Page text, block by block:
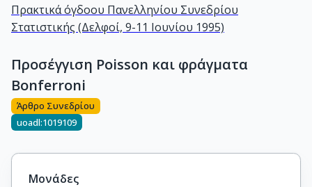
Πρακτικά όγδοου Πανελληνίου Συνεδρίου
Στατιστικής (Δελφοί, 9-11 Ιουνίου 1995)
Προσέγγιση Poisson και φράγματα
Bonferroni
Άρθρο Συνεδρίου
uoadl:1019109
Μονάδες